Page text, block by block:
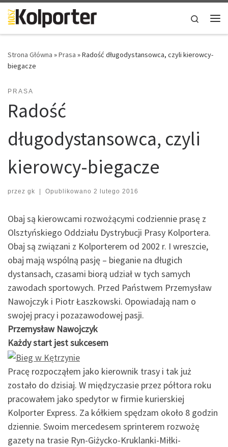
Skip to content
Search
Strona Główna »Prasa »Radość długodystansowca, czyli kierowcy-
biegacze
PRASA
Radość
długodystansowca, czyli
kierowcy-biegacze
przez gk | Opublikowano 2 lutego 2016
Obaj są kierowcami rozwożącymi codziennie prasę z
Olsztyńskiego Oddziału Dystrybucji Prasy Kolportera.
Obaj są związani z Kolporterem od 2002 r. I wreszcie,
obaj mają wspólną pasję – bieganie na długich
dystansach, czasami biorą udział w tych samych
zawodach sportowych. Przed Państwem Przemysław
Nawojczyk i Piotr Łaszkowski. Opowiadają nam o
swojej pracy i pozazawodowej pasji.
Przemysław Nawojczyk
Każdy start jest sukcesem
Pracę rozpocząłem jako kierownik trasy i tak już
zostało do dzisiaj. W międzyczasie przez półtora roku
pracowałem jako spedytor w firmie kurierskiej
Kolporter Express. Za kółkiem spędzam około 8 godzin
dziennie. Swoim mercedesem sprinterem rozwożę
gazety na trasie Ryn-Giżycko-Kruklanki-Miłki-